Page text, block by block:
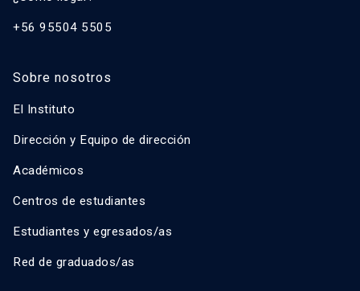
+56 95504 5505
Sobre nosotros
El Instituto
Dirección y Equipo de dirección
Académicos
Centros de estudiantes
Estudiantes y egresados/as
Red de graduados/as